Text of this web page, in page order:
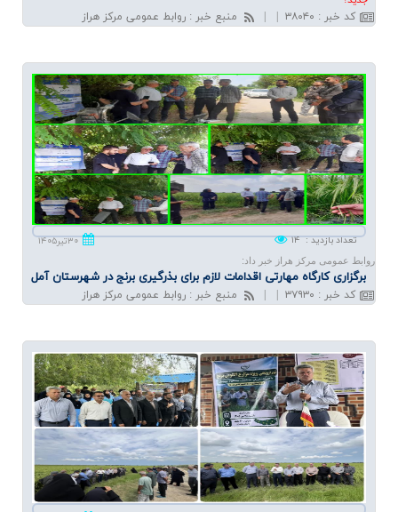
کد خبر : ۳۸۰۴۰ منبع خبر : روابط عمومی مرکز هراز
۳۰تیر۱۴۰۵ تعداد بازدید: ۱۴
روابط عمومی مرکز هراز خبر داد:
برگزاری كارگاه مهارتی اقدامات لازم برای بذرگیری برنج در شهرستان آمل
کد خبر : ۳۷۹۳۰ منبع خبر : روابط عمومی مرکز هراز